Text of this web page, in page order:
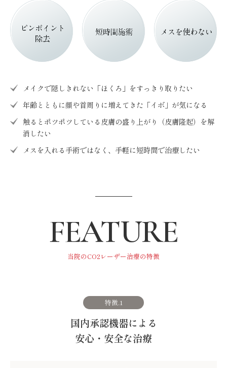
メイクで隠しきれない「ほくろ」をすっきり取りたい
年齢とともに顔や首周りに増えてきた「イボ」が気になる
触るとポツポツしている皮膚の盛り上がり（皮膚隆起）を解
消したい
メスを入れる手術ではなく、手軽に短時間で治療したい
FEATURE
当院のCO2レーザー治療の特徴
特徴.1
国内承認機器による
安心・安全な治療